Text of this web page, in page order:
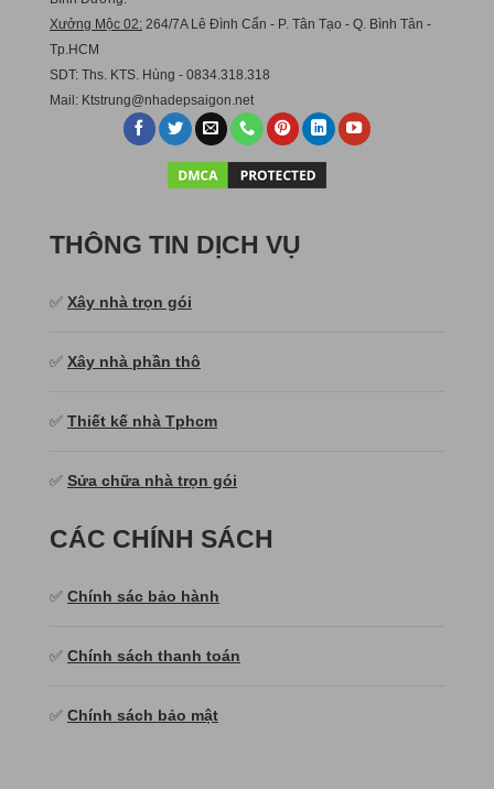
Xưởng Mộc 02: 264/7A Lê Đình Cẩn - P. Tân Tạo - Q. Bình Tân -
Tp.HCM
SDT: Ths. KTS. Hùng - 0834.318.318
Mail: Ktstrung@nhadepsaigon.net
THÔNG TIN DỊCH VỤ
✅ Xây nhà trọn gói
✅ Xây nhà phần thô
✅ Thiết kế nhà Tphcm
✅ Sửa chữa nhà trọn gói
CÁC CHÍNH SÁCH
✅ Chính sác bảo hành
✅ Chính sách thanh toán
✅ Chính sách bảo mật